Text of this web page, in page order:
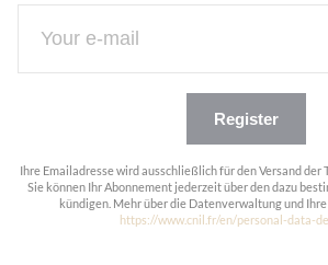
Register
Ihre Emailadresse wird ausschließlich für den Versand
Sie können Ihr Abonnement jederzeit über den dazu
kündigen. Mehr über die Datenverwaltung und
https://www.cnil.fr/en/personal-data-